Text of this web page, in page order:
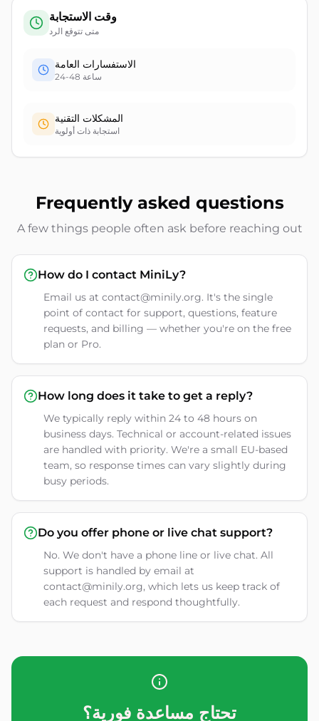
وقت الاستجابة
متى تتوقع الرد
الاستفسارات العامة
24-48 ساعة
المشكلات التقنية
استجابة ذات أولوية
Frequently asked questions
A few things people often ask before reaching out
How do I contact MiniLy?
Email us at contact@minily.org. It's the single
point of contact for support, questions, feature
requests, and billing — whether you're on the free
plan or Pro.
How long does it take to get a reply?
We typically reply within 24 to 48 hours on
business days. Technical or account-related issues
are handled with priority. We're a small EU-based
team, so response times can vary slightly during
busy periods.
Do you offer phone or live chat support?
No. We don't have a phone line or live chat. All
support is handled by email at
contact@minily.org, which lets us keep track of
each request and respond thoughtfully.
تحتاج مساعدة فورية؟